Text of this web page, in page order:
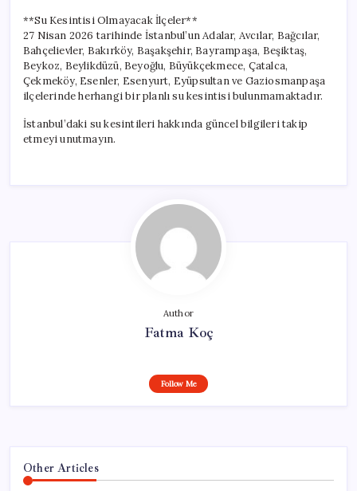
**Su Kesintisi Olmayacak İlçeler**
27 Nisan 2026 tarihinde İstanbul’un Adalar, Avcılar, Bağcılar,
Bahçelievler, Bakırköy, Başakşehir, Bayrampaşa, Beşiktaş,
Beykoz, Beylikdüzü, Beyoğlu, Büyükçekmece, Çatalca,
Çekmeköy, Esenler, Esenyurt, Eyüpsultan ve Gaziosmanpaşa
ilçelerinde herhangi bir planlı su kesintisi bulunmamaktadır.
İstanbul’daki su kesintileri hakkında güncel bilgileri takip
etmeyi unutmayın.
Author
Fatma Koç
Follow Me
Other Articles